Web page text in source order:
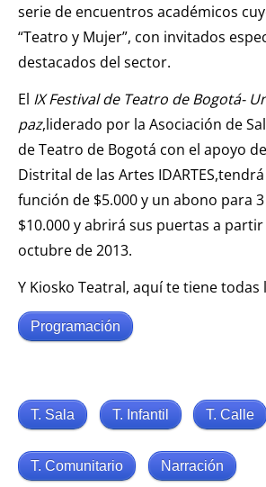
serie de encuentros académicos
“Teatro y Mujer”, con invitados
destacados del sector.
El IX Festival de Teatro de Bogotá-
paz,liderado por la Asociación de
de Teatro de Bogotá con el apoyo
Distrital de las Artes
función de $5.000 y un abono para
$10.000 y abrirá sus puertas a
octubre de 2013.
Y Kiosko Teatral, aquí te tiene todas
Programación
T. Sala T. Infantil T. Calle
T. Comunitario Narración